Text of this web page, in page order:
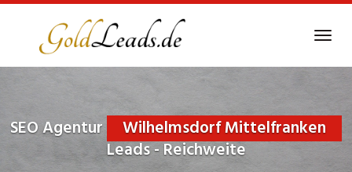
SEO Agentur
Wilhelmsdorf Mittelfranken
Leads - Reichweite